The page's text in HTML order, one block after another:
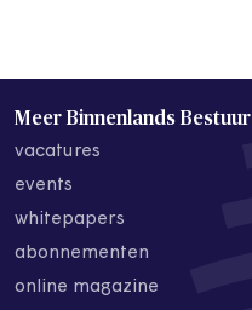
Meer Binnenlands Bestuur
vacatures
events
whitepapers
abonnementen
online magazine